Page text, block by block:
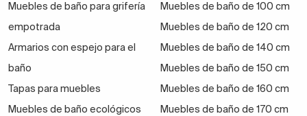
Muebles de baño para grifería
empotrada
Armarios con espejo para el
baño
Tapas para muebles
Muebles de baño ecológicos
Muebles de baño de 100 cm
Muebles de baño de 120 cm
Muebles de baño de 140 cm
Muebles de baño de 150 cm
Muebles de baño de 160 cm
Muebles de baño de 170 cm